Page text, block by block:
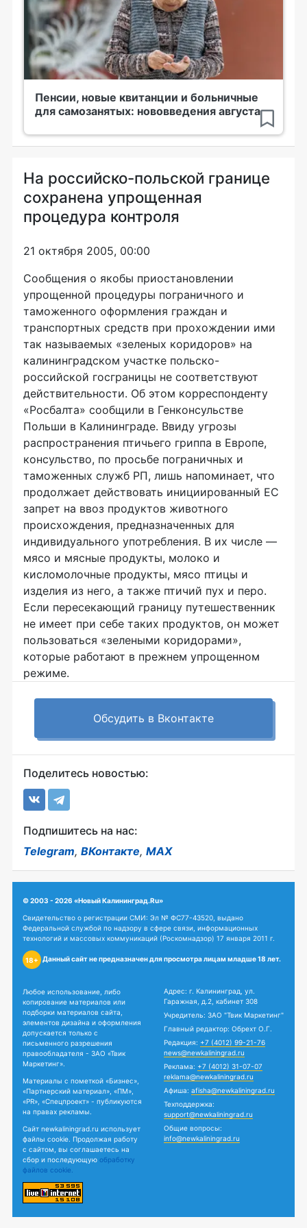
Пенсии, новые квитанции и больничные
для самозанятых: нововведения августа
На российско-польской границе
сохранена упрощенная
процедура контроля
21 октября 2005, 00:00
Сообщения о якобы приостановлении
упрощенной процедуры пограничного и
таможенного оформления граждан и
транспортных средств при прохождении ими
так называемых «зеленых коридоров» на
калининградском участке польско-
российской госграницы не соответствуют
действительности. Об этом корреспонденту
«Росбалта» сообщили в Генконсульстве
Польши в Калининграде. Ввиду угрозы
распространения птичьего гриппа в Европе,
консульство, по просьбе пограничных и
таможенных служб РП, лишь напоминает, что
продолжает действовать инициированный ЕС
запрет на ввоз продуктов животного
происхождения, предназначенных для
индивидуального употребления. В их числе —
мясо и мясные продукты, молоко и
кисломолочные продукты, мясо птицы и
изделия из него, а также птичий пух и перо.
Если пересекающий границу путешественник
не имеет при себе таких продуктов, он может
пользоваться «зелеными коридорами»,
которые работают в прежнем упрощенном
режиме.
Обсудить в Вконтакте
Поделитесь новостью:
Подпишитесь на нас:
Telegram, ВКонтакте, MAX
© 2003 - 2026 «Новый Калининград.Ru»
Свидетельство о регистрации СМИ: Эл № ФС77-43520, выдано
Федеральной службой по надзору в сфере связи, информационных
технологий и массовых коммуникаций (Роскомнадзор) 17 января 2011 г.
18+ Данный сайт не предназначен для просмотра лицам младше 18 лет.
Любое использование, либо
копирование материалов или
подборки материалов сайта,
элементов дизайна и оформления
допускается только с
письменного разрешения
правообладателя - ЗАО «Твик
Маркетинг».
Материалы с пометкой «Бизнес»,
«Партнерский материал», «ПМ»,
«PR», «Спецпроект» - публикуются
на правах рекламы.
Сайт newkaliningrad.ru использует
файлы cookie. Продолжая работу
с сайтом, вы соглашаетесь на
сбор и последующую обработку
файлов cookie.
Адрес: г. Калининград, ул.
Гаражная, д.2, кабинет 308
Учредитель: ЗАО "Твик Маркетинг"
Главный редактор: Обрехт О.Г.
Редакция: +7 (4012) 99-21-76
news@newkaliningrad.ru
Реклама: +7 (4012) 31-07-07
reklama@newkaliningrad.ru
Афиша: afisha@newkaliningrad.ru
Техподдержка:
support@newkaliningrad.ru
Общие вопросы:
info@newkaliningrad.ru